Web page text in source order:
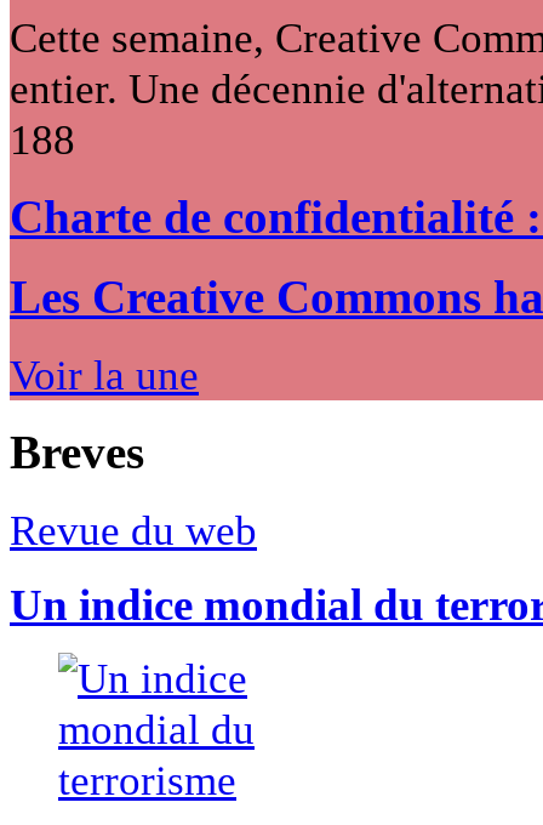
Cette semaine, Creative
entier. Une décennie
188
Charte de confidentialité
Les Creative Commons
Voir la une
Breves
Revue du web
Un indice mondial du